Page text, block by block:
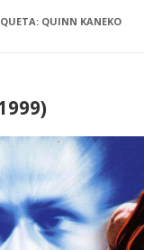
QUINN KANEKO